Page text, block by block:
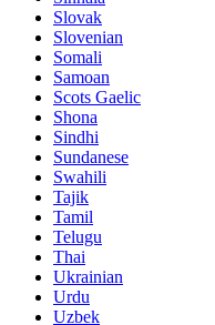
Slovak
Slovenian
Somali
Samoan
Scots Gaelic
Shona
Sindhi
Sundanese
Swahili
Tajik
Tamil
Telugu
Thai
Ukrainian
Urdu
Uzbek